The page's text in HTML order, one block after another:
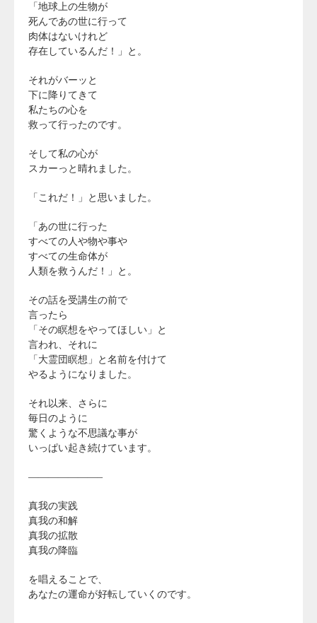
「地球上の生物が
死んであの世に行って
肉体はないけれど
存在しているんだ！」と。
それがバーッと
下に降りてきて
私たちの心を
救って行ったのです。
そして私の心が
スカーっと晴れました。
「これだ！」と思いました。
「あの世に行った
すべての人や物や事や
すべての生命体が
人類を救うんだ！」と。
その話を受講生の前で
言ったら
「その瞑想をやってほしい」と
言われ、それに
「大霊団瞑想」と名前を付けて
やるようになりました。
それ以来、さらに
毎日のように
驚くような不思議な事が
いっぱい起き続けています。
———————–
真我の実践
真我の和解
真我の拡散
真我の降臨
を唱えることで、
あなたの運命が好転していくのです。